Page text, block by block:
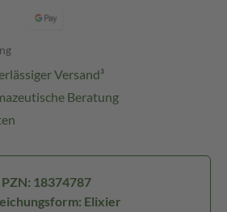
Versand³
Beratung
PZN: 18374787
Elixier